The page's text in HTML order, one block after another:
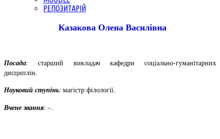
РЕПОЗИТАРІЙ
Казакова Олена Василівна
Посада: старший викладач кафедри соціально-гуманітарних
дисциплін.
Науковий ступінь: магістр філології.
Вчене звання: –.